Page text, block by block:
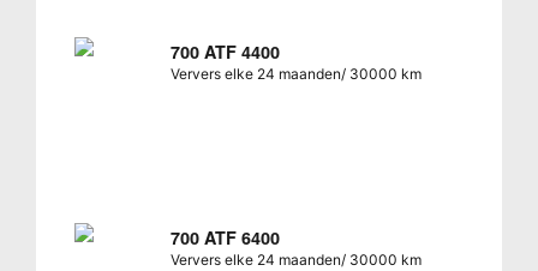
700 ATF 4400
Ververs elke 24 maanden/ 30000 km
700 ATF 6400
Ververs elke 24 maanden/ 30000 km